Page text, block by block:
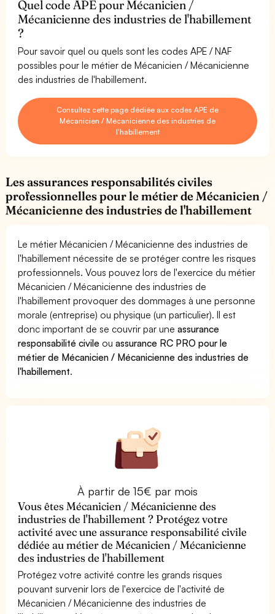
Quel code APE pour Mécanicien /
Mécanicienne des industries de l'habillement
?
Pour savoir quel ou quels sont les codes APE / NAF
possibles pour le métier de Mécanicien / Mécanicienne
des industries de l'habillement.
Consultez cette page dédiée aux codes APE de
Mécanicien / Mécanicienne des industries de
l'habillement
Les assurances responsabilités civiles
professionnelles pour le métier de Mécanicien /
Mécanicienne des industries de l'habillement
Le métier Mécanicien / Mécanicienne des industries de
l'habillement nécessite de se protéger contre les risques
professionnels. Vous pouvez lors de l'exercice du métier
Mécanicien / Mécanicienne des industries de
l'habillement provoquer des dommages à une personne
morale (entreprise) ou physique (un particulier). Il est
donc important de se couvrir par uneassurance
responsabilité civile ouassurance RC PRO pour le
métier de Mécanicien / Mécanicienne des industries de
l'habillement.
À partir de 15€ par mois
Vous êtes Mécanicien / Mécanicienne des
industries de l'habillement ? Protégez votre
activité avec une assurance responsabilité civile
dédiée au métier de Mécanicien / Mécanicienne
des industries de l'habillement
Protégez votre activité contre les grands risques
pouvant survenir lors de l'exercice de l'activité de
Mécanicien / Mécanicienne des industries de